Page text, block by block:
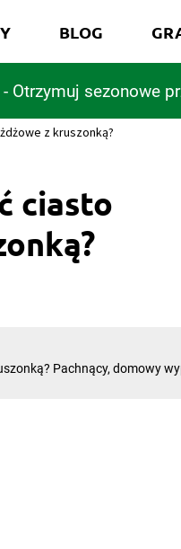
- Otrzymuj sezonowe
BLOG
z kruszonką?
ciasto
wypiek
du